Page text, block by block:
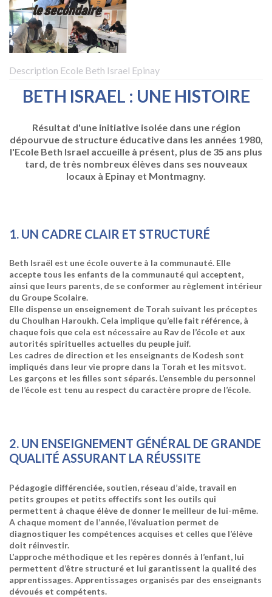
Description Ecole Beth Israel Epinay
BETH ISRAEL : UNE HISTOIRE
Résultat d'une initiative isolée dans une région
dépourvue de structure éducative dans les années 1980,
l'Ecole Beth Israel accueille à présent, plus de 35 ans plus
tard, de très nombreux élèves dans ses nouveaux
locaux à Epinay et Montmagny.
1. UN CADRE CLAIR ET STRUCTURÉ
Beth Israël est une école ouverte à la communauté. Elle
accepte tous les enfants de la communauté qui acceptent,
ainsi que leurs parents, de se conformer au règlement intérieur
du Groupe Scolaire.
Elle dispense un enseignement de Torah suivant les préceptes
du Choulhan Haroukh. Cela implique qu’elle fait référence, à
chaque fois que cela est nécessaire au Rav de l’école et aux
autorités spirituelles actuelles du peuple juif.
Les cadres de direction et les enseignants de Kodesh sont
impliqués dans leur vie propre dans la Torah et les mitsvot.
Les garçons et les filles sont séparés. L’ensemble du personnel
de l’école est tenu au respect du caractère propre de l’école.
2. UN ENSEIGNEMENT GÉNÉRAL DE GRANDE
QUALITÉ ASSURANT LA RÉUSSITE
Pédagogie différenciée, soutien, réseau d’aide, travail en
petits groupes et petits effectifs sont les outils qui
permettent à chaque élève de donner le meilleur de lui-même.
A chaque moment de l’année, l’évaluation permet de
diagnostiquer les compétences acquises et celles que l’élève
doit réinvestir.
L’approche méthodique et les repères donnés à l’enfant, lui
permettent d’être structuré et lui garantissent la qualité des
apprentissages. Apprentissages organisés par des enseignants
dévoués et compétents.